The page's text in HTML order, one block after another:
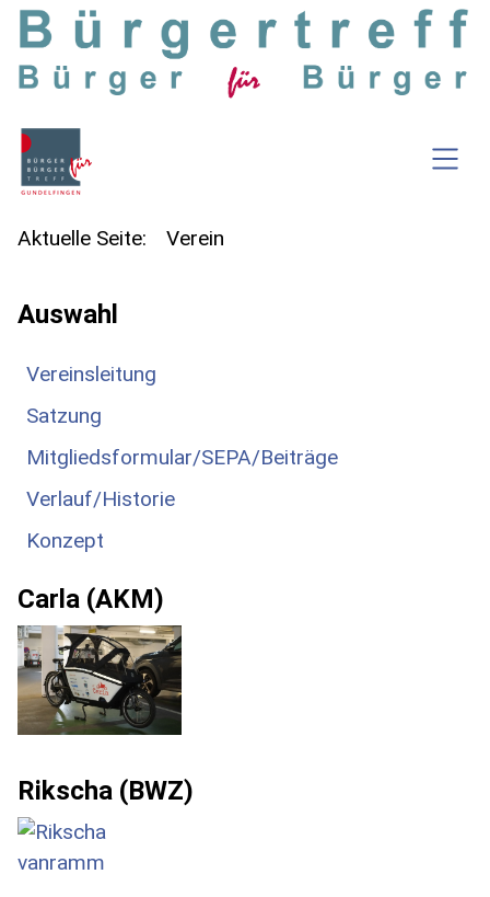
SKIP TO MAIN CONTENT
Aktuelle Seite: Verein
Auswahl
Vereinsleitung
Satzung
Mitgliedsformular/SEPA/Beiträge
Verlauf/Historie
Konzept
Carla (AKM)
Rikscha (BWZ)